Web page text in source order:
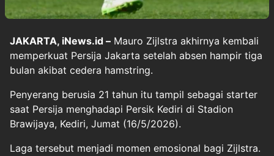
JAKARTA, iNews.id – Mauro Zijlstra akhirnya kembali
memperkuat Persija Jakarta setelah absen hampir tiga
bulan akibat cedera hamstring.
Penyerang berusia 21 tahun itu tampil sebagai starter
saat Persija menghadapi Persik Kediri di Stadion
Brawijaya, Kediri, Jumat (16/5/2026).
Laga tersebut menjadi momen emosional bagi Zijlstra.